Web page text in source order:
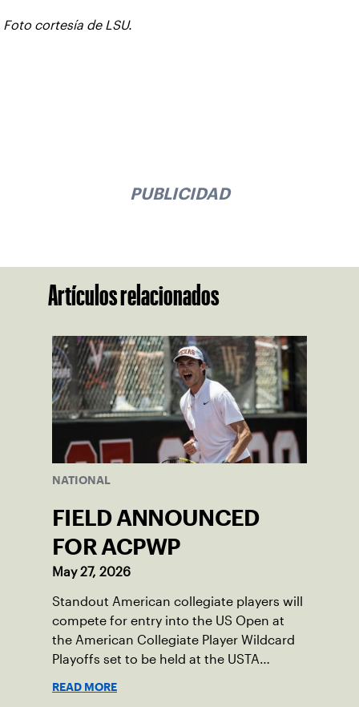
Foto cortesía de LSU.
PUBLICIDAD
Artículos relacionados
NATIONAL
FIELD ANNOUNCED
FOR ACPWP
May 27, 2026
Standout American collegiate players will
compete for entry into the US Open at
the American Collegiate Player Wildcard
Playoffs set to be held at the USTA
READ MORE